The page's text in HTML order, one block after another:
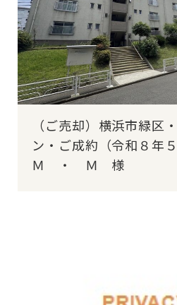
（ご売却）横浜市緑区
ン・ご成約（令和８
Ｍ ・ Ｍ 様